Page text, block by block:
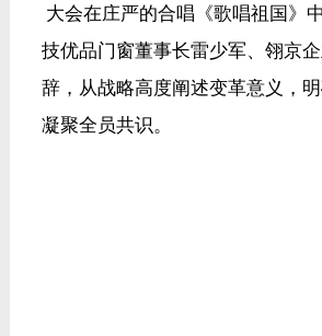
大会在庄严的合唱《歌唱祖国》
技优品门窗董事长雷少军、翎京
辞，从战略高度阐述变革意义，明
凝聚全员共识。